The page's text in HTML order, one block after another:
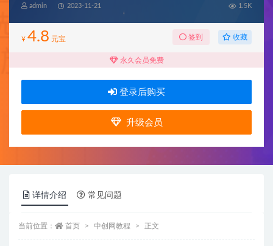
admin 2023-11-21 1.5K
¥ 4.8 元宝 签到 收藏
永久会员免费
登录后购买
升级会员
详情介绍 常见问题
当前位置： 首页 中创网教程 正文